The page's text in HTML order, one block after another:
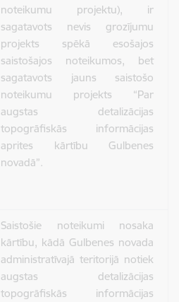
noteikumu projektu), ir
sagatavots nevis grozījumu
projekts spēkā esošajos
saistošajos noteikumos, bet
sagatavots jauns saistošo
noteikumu projekts “Par
augstas detalizācijas
topogrāfiskās informācijas
aprites kārtību Gulbenes
novadā”.
Saistošie noteikumi nosaka
kārtību, kādā Gulbenes novada
administratīvajā teritorijā notiek
augstas detalizācijas
topogrāfiskās informācijas